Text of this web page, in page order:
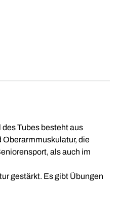
Tubes besteht aus
Oberarmmuskulatur, die
als auch im
gestärkt. Es gibt Übungen